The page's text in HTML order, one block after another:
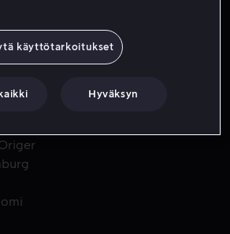
orvokkeja kylvävä aloitteleva
orvokkeja kylvävä aloitteleva
päätyy erinäisten sattumusten
käyttötarkoitukset
Hyväksyn